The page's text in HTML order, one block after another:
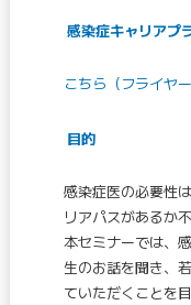
感染症キャリアプ
こちら（フライヤ
目的
感染症医の必要性
リアパスがあるか
本セミナーでは、
生のお話を聞き、
ていただくことを